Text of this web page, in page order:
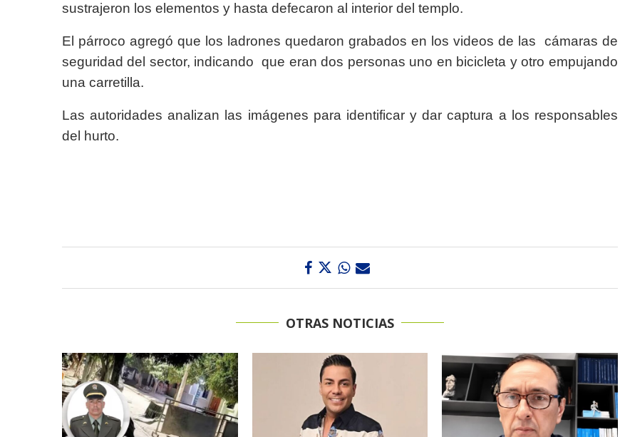
sustrajeron los elementos y hasta defecaron al interior del templo.
El párroco agregó que los ladrones quedaron grabados en los videos de las cámaras de
seguridad del sector, indicando que eran dos personas uno en bicicleta y otro empujando
una carretilla.
Las autoridades analizan las imágenes para identificar y dar captura a los responsables
del hurto.
OTRAS NOTICIAS